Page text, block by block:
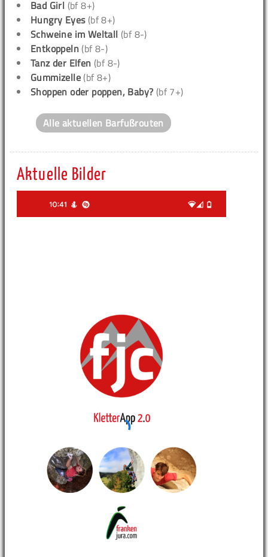
Bad Girl (bf 8+)
Hungry Eyes(bf 8+)
Schweine im Weltall (bf 8-)
Entkoppeln (bf 8-)
Tanz der Elfen (bf 8-)
Gummizelle (bf 8+)
Shoppen oder poppen, Baby? (bf 7+)
Alle aktuellen Barfußrouten
Aktuelle Bilder